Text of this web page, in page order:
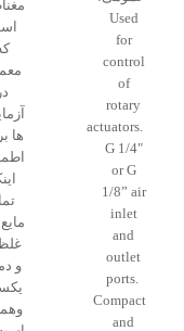
Used
for
control
of
rotary
actuators.
G 1/4"
or G
1/8” air
inlet
and
outlet
ports.
Compact
and
در
ها
و